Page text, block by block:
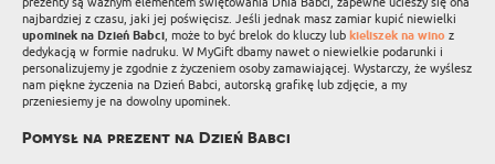
najbardziej z czasu, jaki jej poświęcisz. Jeśli jednak masz zamiar kupić niewielki
upominek na Dzień Babci, może to być brelok do kluczy lub kieliszek na wino z
dedykacją w formie nadruku. W MyGift dbamy nawet o niewielkie podarunki i
personalizujemy je zgodnie z życzeniem osoby zamawiającej. Wystarczy, że wyślesz
nam piękne życzenia na Dzień Babci, autorską grafikę lub zdjęcie, a my
przeniesiemy je na dowolny upominek.
Pomysł na prezent na Dzień Babci